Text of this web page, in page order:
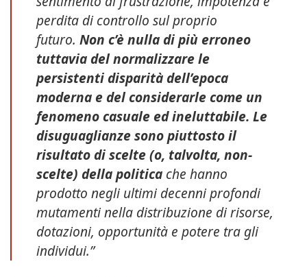
perdita di controllo sul proprio
futuro. Non c’è nulla di più erroneo
tuttavia del normalizzare le
persistenti disparità dell’epoca
moderna e del considerarle come un
fenomeno casuale ed ineluttabile. Le
disuguaglianze sono piuttosto il
risultato di scelte (o, talvolta, non-
scelte) della politica che hanno
prodotto negli ultimi decenni profondi
mutamenti nella distribuzione di risorse,
dotazioni, opportunità e potere tra gli
individui.”